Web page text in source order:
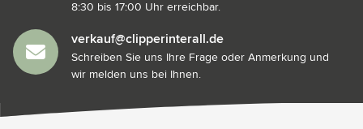
8:30 bis 17:00 Uhr erreichbar.
verkauf@clipperinterall.de
Schreiben Sie uns Ihre Frage oder Anmerkung und
wir melden uns bei Ihnen.